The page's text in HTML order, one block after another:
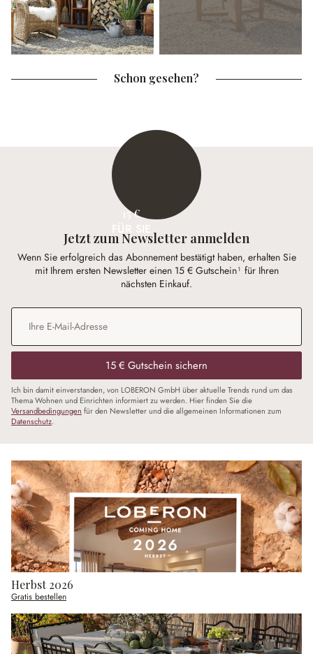
Schon gesehen?
15 €
Jetzt zum Newsletter anmelden
Wenn Sie erfolgreich das Abonnement bestätigt haben, erhalten Sie
mit Ihrem ersten Newsletter einen 15 € Gutschein¹ für Ihren
nächsten Einkauf.
E-Mail-Adresse
15 € Gutschein sichern
Ich bin damit einverstanden, von LOBERON GmbH über aktuelle Trends rund um das
Thema Wohnen und Einrichten informiert zu werden. Hier finden Sie die
Versandbedingungen für den Newsletter und die allgemeinen Informationen zum
Datenschutz.
Herbst 2026
Gratis bestellen